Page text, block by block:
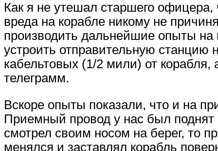
Как я не утешал старшего офицера,
вреда на корабле никому не
производить дальнейшие опыты
устроить отправительную станцию
кабельтовых (1/2 мили) от
телеграмм.
Вскоре опыты показали, что и на
Приемный провод у нас был поднят
смотрел своим носом на берег, то
менялся и заставлял корабль